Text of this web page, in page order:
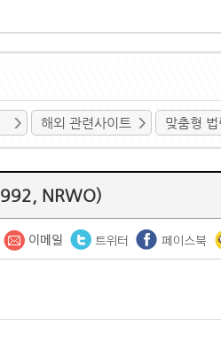
해외 관련사이트 맞춤형 법
NRWO)